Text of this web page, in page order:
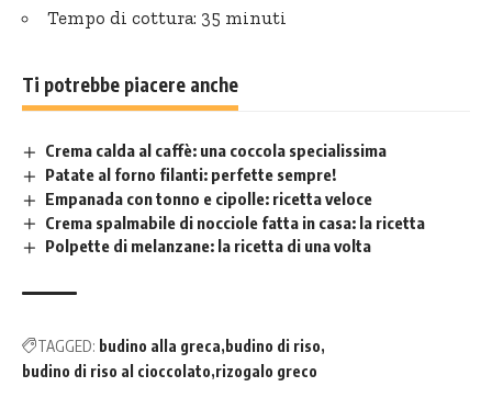
Tempo di cottura: 35 minuti
Ti potrebbe piacere anche
Crema calda al caffè: una coccola specialissima
Patate al forno filanti: perfette sempre!
Empanada con tonno e cipolle: ricetta veloce
Crema spalmabile di nocciole fatta in casa: la ricetta
Polpette di melanzane: la ricetta di una volta
TAGGED: budino alla greca budino di riso
budino di riso al cioccolato rizogalo greco